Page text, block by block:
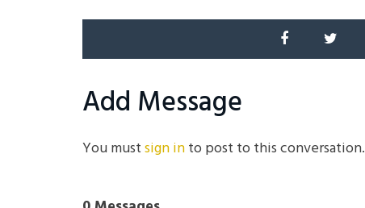
Add Message
You mustsign into post to this conversation.